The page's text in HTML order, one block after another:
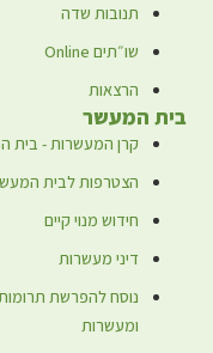
תנובות שדה
שו״תים Online
הרצאות
בית המעשר
קרן המעשרות - בית
הצטרפות לבית
חידוש מנוי קיים
דיני מעשרות
נוסח להפרשת
ומעשרות